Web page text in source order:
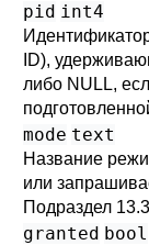
pid int4
ID),
либо NULL,
mode text
Название
или
Подраздел
granted bool